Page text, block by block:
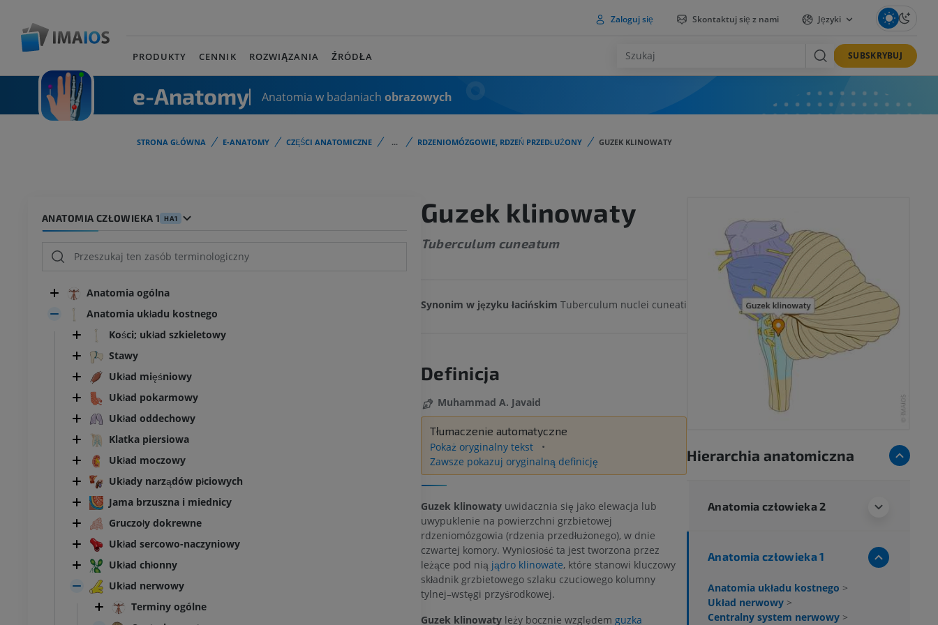
Zaloguj się Skontaktuj się z nami Języki
PRODUKTY CENNIK ROZWIĄZANIA ŹRÓDŁA SUBSKRYBUJ
e-Anatomy Anatomia w badaniach obrazowych
STRONA GŁÓWNA E-ANATOMY CZĘŚCI ANATOMICZNE ... RDZENIOMÓZGOWIE, RDZEŃ PRZEDŁUŻONY GUZEK KLINOWATY
ANATOMIA CZŁOWIEKA 1 HA1
Anatomia ogólna
Anatomia układu kostnego
Kości; układ szkieletowy
Stawy
Układ mięśniowy
Układ pokarmowy
Układ oddechowy
Klatka piersiowa
Układ moczowy
Układy narządów płciowych
Jama brzuszna i miednicy
Gruczoły dokrewne
Układ sercowo-naczyniowy
Układ chłonny
Układ nerwowy
Terminy ogólne
Guzek klinowaty
Tuberculum cuneatum
Synonim w języku łacińskim Tuberculum nuclei cuneati
Definicja
Muhammad A. Javaid
Tłumaczenie automatyczne
Pokaż oryginalny tekst
Zawsze pokazuj oryginalną definicję
Guzek klinowatyuwidacznia się jako elewacja lub
uwypuklenie na powierzchni grzbietowej
rdzeniomózgowia (rdzenia przedłużonego), w dnie
czwartej komory. Wyniosłość ta jest tworzona przez
leżące pod nią jądro klinowate, które stanowi kluczowy
składnik grzbietowego szlaku czuciowego kolumny
tylnej–wstęgi przyśrodkowej.
Guzek klinowatyleży bocznie względem guzka
Hierarchia anatomiczna
Anatomia człowieka 2
Anatomia człowieka 1
Anatomia układu kostnego >
Układ nerwowy >
Centralny system nerwowy >